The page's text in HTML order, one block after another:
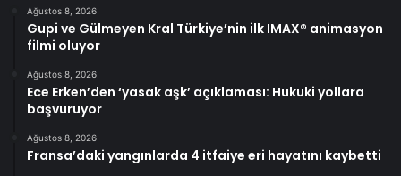
Ağustos 8, 2026
Gupi ve Gülmeyen Kral Türkiye’nin ilk IMAX® animasyon
filmi oluyor
Ağustos 8, 2026
Ece Erken’den ‘yasak aşk’ açıklaması: Hukuki yollara
başvuruyor
Ağustos 8, 2026
Fransa’daki yangınlarda 4 itfaiye eri hayatını kaybetti